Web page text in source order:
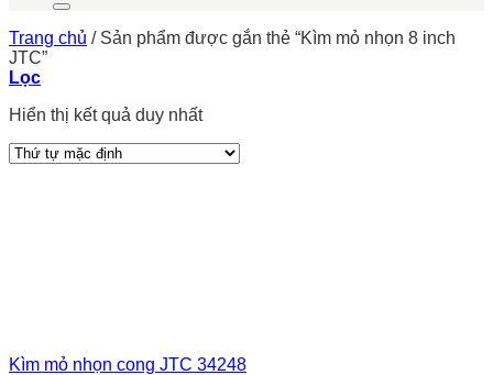
Trang chủ /Sản phẩm được gắn thẻ “Kìm mỏ nhọn 8 inch
JTC”
Lọc
Hiển thị kết quả duy nhất
Kìm mỏ nhọn cong JTC 34248